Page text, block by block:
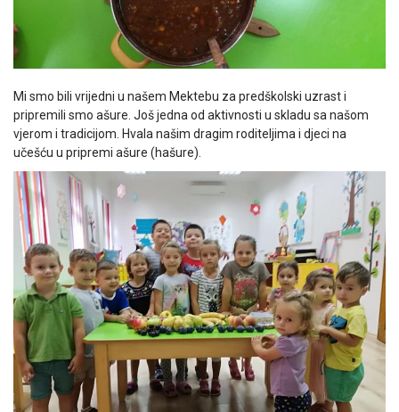
Mi smo bili vrijedni u našem Mektebu za predškolski uzrast i
pripremili smo ašure. Još jedna od aktivnosti u skladu sa našom
vjerom i tradicijom. Hvala našim dragim roditeljima i djeci na
učešću u pripremi ašure (hašure).